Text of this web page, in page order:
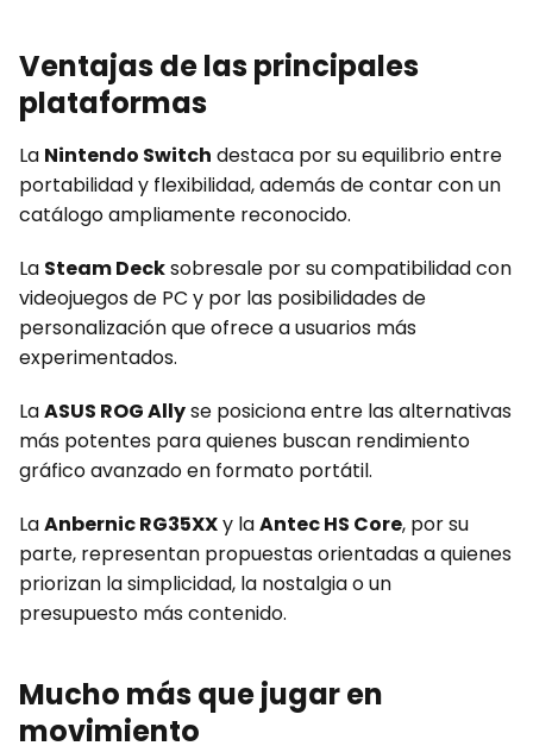
Ventajas de las principales
plataformas
La Nintendo Switch destaca por su equilibrio entre
portabilidad y flexibilidad, además de contar con un
catálogo ampliamente reconocido.
La Steam Decksobresale por su compatibilidad con
videojuegos de PC y por las posibilidades de
personalización que ofrece a usuarios más
experimentados.
LaASUS ROG Allyse posiciona entre las alternativas
más potentes para quienes buscan rendimiento
gráfico avanzado en formato portátil.
LaAnbernic RG35XXy laAntec HS Core, por su
parte, representan propuestas orientadas a quienes
priorizan la simplicidad, la nostalgia o un
presupuesto más contenido.
Mucho más que jugar en
movimiento